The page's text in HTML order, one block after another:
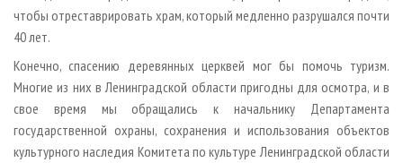
чтобы отреставрировать храм, который медленно разрушался почти
40 лет.
Конечно, спасению деревянных церквей мог бы помочь туризм.
Многие из них в Ленинградской области пригодны для осмотра, и в
свое время мы обращались к начальнику Департамента
государственной охраны, сохранения и использования объектов
культурного наследия Комитета по культуре Ленинградской области